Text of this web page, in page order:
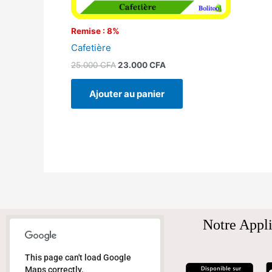
Remise : 8%
Cafetière
25.000CFA23.000CFA
Ajouter au panier
This page can't load Google
Maps correctly.
Notre